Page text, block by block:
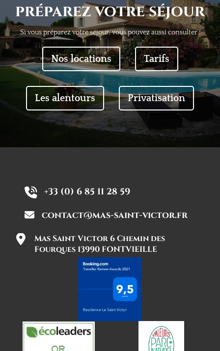
préparez votre séjour
Si vous préparez votre séjour, vous pouvez aussi consulter :
Nos locations Tarifs
Les alentours Privatisation
+33 (0) 6 85 11 28 59
contact@mas-saint-victor.fr
Mas Saint Victor 6 Chemin des
Fourques 13990 FONTVIEILLE